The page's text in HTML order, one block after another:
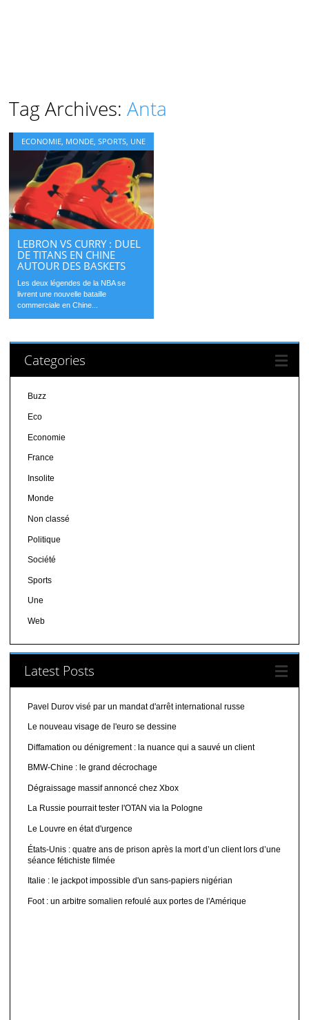
Tag Archives:Anta
ECONOMIE MONDE ,SPORTS UNE
LEBRON VS CURRY : DUEL
DE TITANS EN CHINE
AUTOUR DES BASKETS
Les deux légendes de la NBA se
livrent une nouvelle bataille
commerciale en Chine...
Categories
Buzz
Eco
Economie
France
Insolite
Monde
Non classé
Politique
Société
Sports
Une
Web
Latest Posts
Pavel Durov visé par un mandat d'arrêt international russe
Le nouveau visage de l'euro se dessine
Diffamation ou dénigrement : la nuance qui a sauvé un client
BMW-Chine : le grand décrochage
Dégraissage massif annoncé chez Xbox
La Russie pourrait tester l'OTAN via la Pologne
Le Louvre en état d'urgence
États-Unis : quatre ans de prison après la mort d’un client lors d’une
séance fétichiste filmée
Italie : le jackpot impossible d'un sans-papiers nigérian
Foot : un arbitre somalien refoulé aux portes de l'Amérique